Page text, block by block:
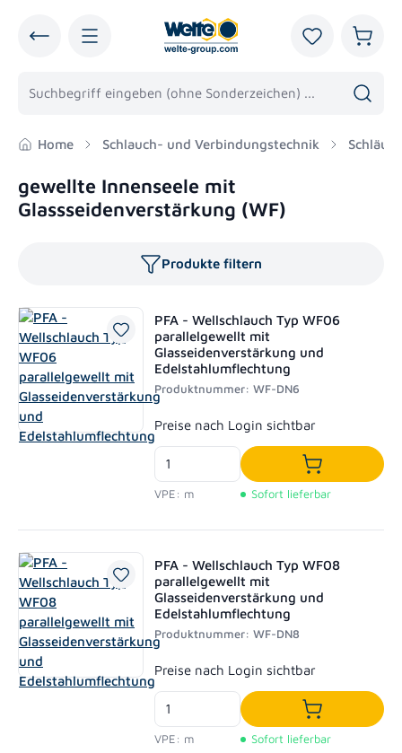
Du hast 0
Home Schlauch- und Verbindungstechnik
gewellte Innenseele mit
Glassseidenverstärkung (WF)
Produkte filtern
PFA - Wellschlauch Typ WF06
parallelgewellt mit
Glasseidenverstärkung und
Edelstahlumflechtung
Produktnummer: WF-DN6
Regulärer Preis:
Preise nach Login sichtbar
VPE: m
In den
Sofort lieferbar
PFA - Wellschlauch Typ WF08
parallelgewellt mit
Glasseidenverstärkung und
Edelstahlumflechtung
Produktnummer: WF-DN8
Regulärer Preis:
Preise nach Login sichtbar
VPE: m
In den
Sofort lieferbar